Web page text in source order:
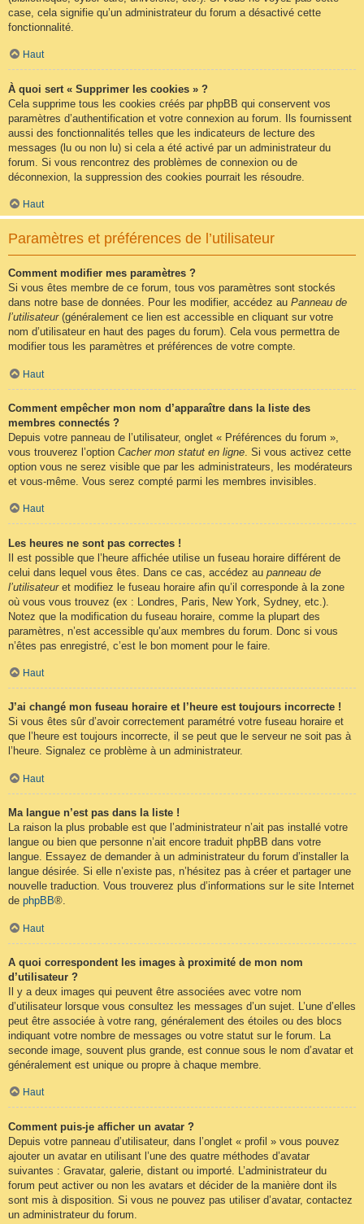
case, cela signifie qu’un administrateur du forum a désactivé cette
fonctionnalité.
Haut
À quoi sert « Supprimer les cookies » ?
Cela supprime tous les cookies créés par phpBB qui conservent vos
paramètres d’authentification et votre connexion au forum. Ils fournissent
aussi des fonctionnalités telles que les indicateurs de lecture des
messages (lu ou non lu) si cela a été activé par un administrateur du
forum. Si vous rencontrez des problèmes de connexion ou de
déconnexion, la suppression des cookies pourrait les résoudre.
Haut
Paramètres et préférences de l’utilisateur
Comment modifier mes paramètres ?
Si vous êtes membre de ce forum, tous vos paramètres sont stockés
dans notre base de données. Pour les modifier, accédez au Panneau de
l’utilisateur(généralement ce lien est accessible en cliquant sur votre
nom d’utilisateur en haut des pages du forum). Cela vous permettra de
modifier tous les paramètres et préférences de votre compte.
Haut
Comment empêcher mon nom d’apparaître dans la liste des
membres connectés ?
Depuis votre panneau de l’utilisateur, onglet « Préférences du forum »,
vous trouverez l’option Cacher mon statut en ligne . Si vous activez cette
option vous ne serez visible que par les administrateurs, les modérateurs
et vous-même. Vous serez compté parmi les membres invisibles.
Haut
Les heures ne sont pas correctes !
Il est possible que l’heure affichée utilise un fuseau horaire différent de
celui dans lequel vous êtes. Dans ce cas, accédez au panneau de
l’utilisateuret modifiez le fuseau horaire afin qu’il corresponde à la zone
où vous vous trouvez (ex : Londres, Paris, New York, Sydney, etc.).
Notez que la modification du fuseau horaire, comme la plupart des
paramètres, n’est accessible qu’aux membres du forum. Donc si vous
n’êtes pas enregistré, c’est le bon moment pour le faire.
Haut
J’ai changé mon fuseau horaire et l’heure est toujours incorrecte !
Si vous êtes sûr d’avoir correctement paramétré votre fuseau horaire et
que l’heure est toujours incorrecte, il se peut que le serveur ne soit pas à
l’heure. Signalez ce problème à un administrateur.
Haut
Ma langue n’est pas dans la liste !
La raison la plus probable est que l’administrateur n’ait pas installé votre
langue ou bien que personne n’ait encore traduit phpBB dans votre
langue. Essayez de demander à un administrateur du forum d’installer la
langue désirée. Si elle n’existe pas, n’hésitez pas à créer et partager une
nouvelle traduction. Vous trouverez plus d’informations sur le site Internet
de phpBB®.
Haut
A quoi correspondent les images à proximité de mon nom
d’utilisateur ?
Il y a deux images qui peuvent être associées avec votre nom
d’utilisateur lorsque vous consultez les messages d’un sujet. L’une d’elles
peut être associée à votre rang, généralement des étoiles ou des blocs
indiquant votre nombre de messages ou votre statut sur le forum. La
seconde image, souvent plus grande, est connue sous le nom d’avatar et
généralement est unique ou propre à chaque membre.
Haut
Comment puis-je afficher un avatar ?
Depuis votre panneau d’utilisateur, dans l’onglet « profil » vous pouvez
ajouter un avatar en utilisant l’une des quatre méthodes d’avatar
suivantes : Gravatar, galerie, distant ou importé. L’administrateur du
forum peut activer ou non les avatars et décider de la manière dont ils
sont mis à disposition. Si vous ne pouvez pas utiliser d’avatar, contactez
un administrateur du forum.